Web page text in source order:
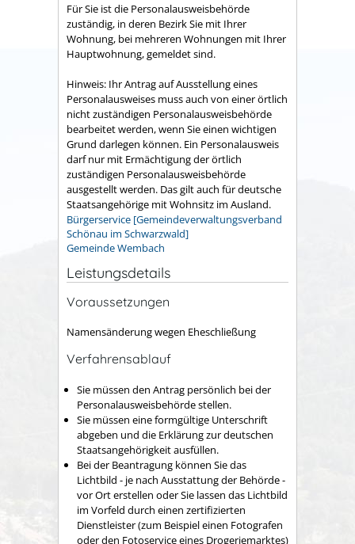
Für Sie ist die Personalausweisbehörde
zuständig, in deren Bezirk Sie mit Ihrer
Wohnung, bei mehreren Wohnungen mit Ihrer
Hauptwohnung, gemeldet sind.
Hinweis: Ihr Antrag auf Ausstellung eines
Personalausweises muss auch von einer örtlich
nicht zuständigen Personalausweisbehörde
bearbeitet werden, wenn Sie einen wichtigen
Grund darlegen können. Ein Personalausweis
darf nur mit Ermächtigung der örtlich
zuständigen Personalausweisbehörde
ausgestellt werden. Das gilt auch für deutsche
Staatsangehörige mit Wohnsitz im Ausland.
Bürgerservice [Gemeindeverwaltungsverband
Schönau im Schwarzwald]
Gemeinde Wembach
Leistungsdetails
Voraussetzungen
Namensänderung wegen Eheschließung
Verfahrensablauf
Sie müssen den Antrag persönlich bei der
Personalausweisbehörde stellen.
Sie müssen eine formgültige Unterschrift
abgeben und die Erklärung zur deutschen
Staatsangehörigkeit ausfüllen.
Bei der Beantragung können Siedas
Lichtbild - je nach Ausstattung der Behörde -
vor Ort erstellen oder Sie lassen das Lichtbild
im Vorfeld durch einen zertifizierten
Dienstleister (zum Beispiel einen Fotografen
oder den Fotoservice eines Drogeriemarktes)